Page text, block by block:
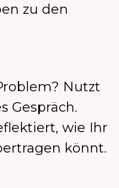
zu den
Nutzt
Gespräch.
wie Ihr
könnt.